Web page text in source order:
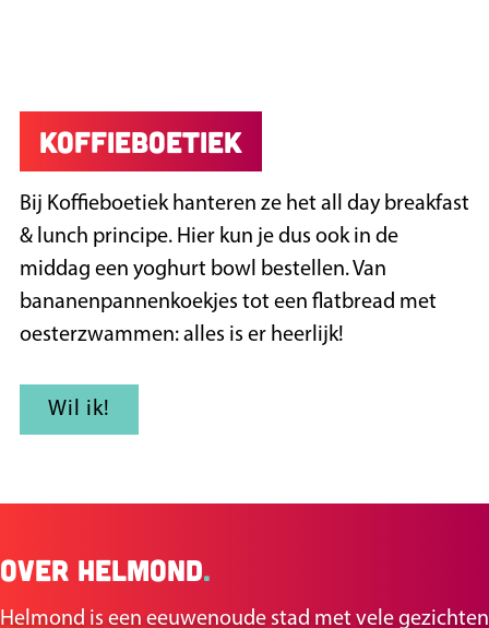
Koffieboetiek
Bij Koffieboetiek hanteren ze het all day breakfast
& lunch principe. Hier kun je dus ook in de
middag een yoghurt bowl bestellen. Van
bananenpannenkoekjes tot een flatbread met
oesterzwammen: alles is er heerlijk!
Wil ik!
Over Helmond.
Helmond is een eeuwenoude stad met vele gezichten